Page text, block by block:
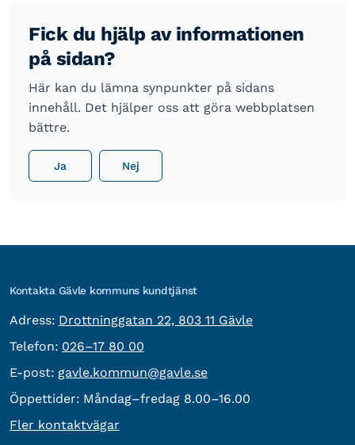
Fick du hjälp av informationen
på sidan?
Här kan du lämna synpunkter på sidans
innehåll. Det hjälper oss att göra webbplatsen
bättre.
Ja Nej
Kontakta Gävle kommuns kundtjänst
Adress: besöksadress:
Drottninggatan 22, 803 11 Gävle
Telefon: Telefon:
026–17 80 00
E-post: E-post:
gavle.kommun@gavle.se
Öppettider: Måndag–fredag 8.00–16.00
Fler kontaktvägar